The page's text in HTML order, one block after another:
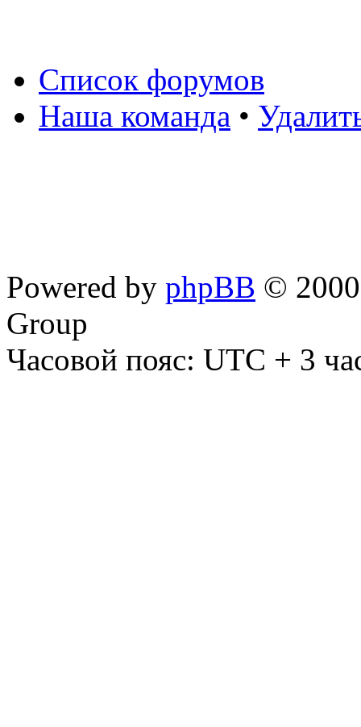
Список форумов
Наша команда •
Powered by phpBB ©
Group
Часовой пояс: UTC + 3